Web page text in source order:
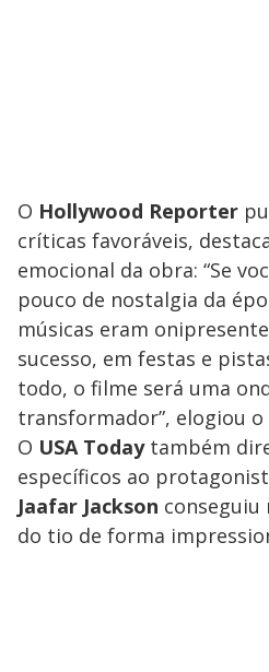
O Hollywood Reporter
críticas favoráveis,
emocional da obra: “Se
pouco de nostalgia da
músicas eram
sucesso, em festas e
todo, o filme será uma
transformador”, elogiou o
O USA Todaytambém
específicos ao
Jaafar Jackson conseguiu
do tio de forma